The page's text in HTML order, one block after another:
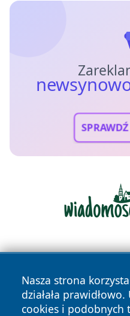
Nasza strona
działała
cookies i podobnych